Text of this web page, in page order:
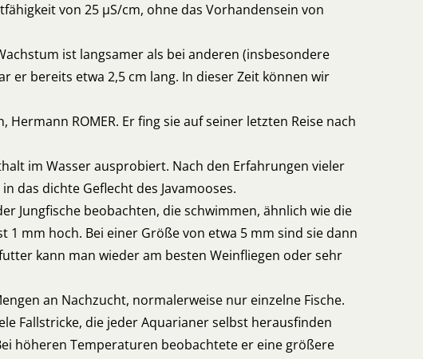
von 25 µS/cm, ohne das Vorhandensein von
ist langsamer als bei anderen (insbesondere
er bereits etwa 2,5 cm lang. In dieser Zeit können wir
ROMER. Er fing sie auf seiner letzten Reise nach
im Wasser ausprobiert. Nach den Erfahrungen vieler
das dichte Geflecht des Javamooses.
Jungfische beobachten, die schwimmen, ähnlich wie die
mm hoch. Bei einer Größe von etwa 5 mm sind sie dann
kann man wieder am besten Weinfliegen oder sehr
an Nachzucht, normalerweise nur einzelne Fische.
Fallstricke, die jeder Aquarianer selbst herausfinden
höheren Temperaturen beobachtete er eine größere